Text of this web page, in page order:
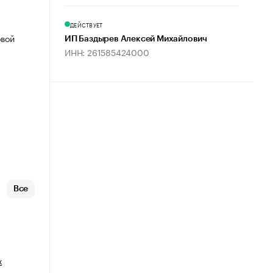
Все
ДЕЙСТВУЕТ
ИП Баздырев Алексей Михайлович
ИНН: 261585424000